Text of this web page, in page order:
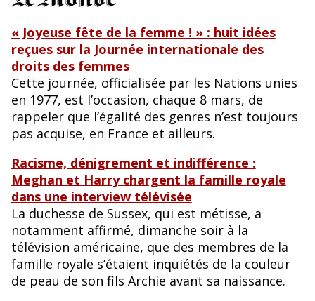
« Joyeuse fête de la femme ! » : huit idées
reçues sur la Journée internationale des
droits des femmes
Cette journée, officialisée par les Nations unies
en 1977, est l’occasion, chaque 8 mars, de
rappeler que l’égalité des genres n’est toujours
pas acquise, en France et ailleurs.
Racisme, dénigrement et indifférence :
Meghan et Harry chargent la famille royale
dans une interview télévisée
La duchesse de Sussex, qui est métisse, a
notamment affirmé, dimanche soir à la
télévision américaine, que des membres de la
famille royale s’étaient inquiétés de la couleur
de peau de son fils Archie avant sa naissance.